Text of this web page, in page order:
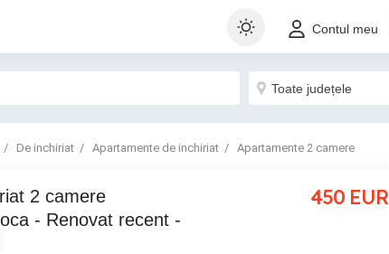
Contul meu
De inchiriat Apartamente de inchiriat Apartamente 2 camere
- Renovat recent -
450 EUR